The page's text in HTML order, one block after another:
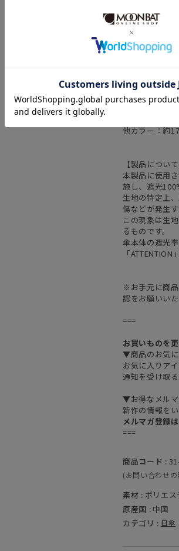
estaa=フィン
雨や風、気候
気分を創出す
天気と暮らす日
傘を基盤とし
見て、持って
※重さについ
カラーによっ
他カラー：約
【製品につい
本製品に使用
施し、遮光
生地の特定上
傷などが発生
この現象は生
るものです。
傘本体の遮光
「
※お手元に商
認をお願いいた
===
お買いものを
▼商品のお気
お気に入りア
通知を受け取る
▼お得なメル
新作の情報を
メルマガ登録
===
商品コード :
(お問い合わせ
素材 : ポリエ
原産国 : 中国
カテゴリ : 日傘